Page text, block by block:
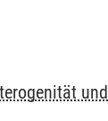
und